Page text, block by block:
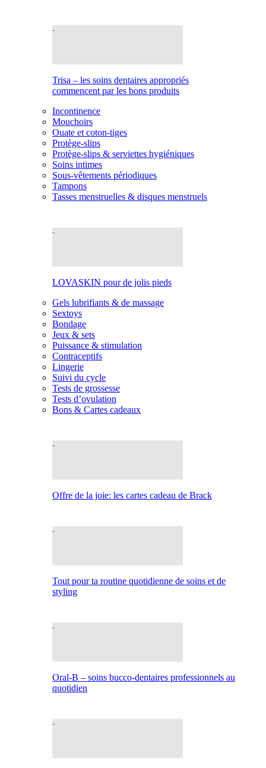
Trisa – les soins dentaires appropriés
commencent par les bons produits
Incontinence
Mouchoirs
Ouate et coton-tiges
Protège-slips
Protège-slips & serviettes hygiéniques
Soins intimes
Sous-vêtements périodiques
Tampons
Tasses menstruelles & disques menstruels
LOVASKIN pour de jolis pieds
Gels lubrifiants & de massage
Sextoys
Bondage
Jeux & sets
Puissance & stimulation
Contraceptifs
Lingerie
Suivi du cycle
Tests de grossesse
Tests d’ovulation
Bons & Cartes cadeaux
Offre de la joie: les cartes cadeau de Brack
Tout pour ta routine quotidienne de soins et de
styling
Oral-B – soins bucco-dentaires professionnels au
quotidien